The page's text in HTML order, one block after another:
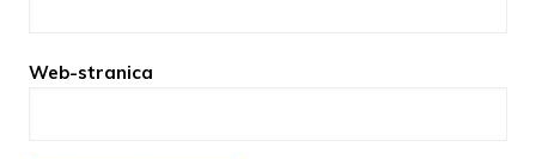
Web-stranica